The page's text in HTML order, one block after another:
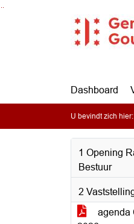
Ga naar de inhoud van deze
Ga naar het zoeken
Ga naar het menu
Dashboard
U bevindt zich hier:
1 Opening
Bestuur
2
agenda